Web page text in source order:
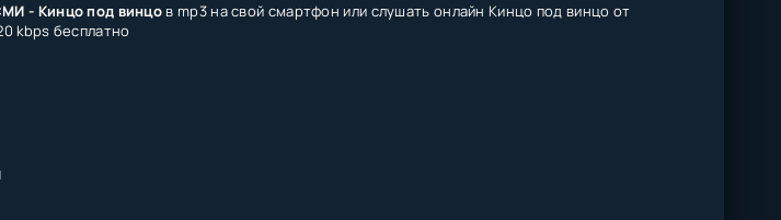
- Кинцо под винцо в mp3 на свой смартфон или слушать онлайн Кинцо под винцо от
kbps бесплатно